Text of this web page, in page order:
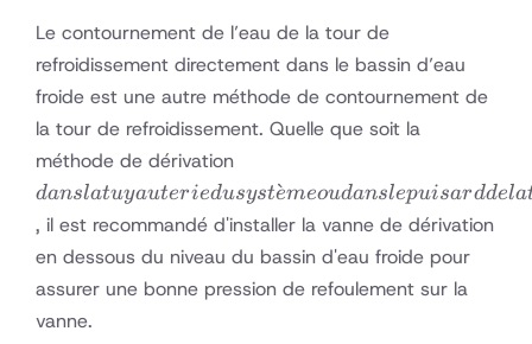
Le contournement de l’eau de la tour de
refroidissement directement dans le bassin d’eau
froide est une autre méthode de contournement de
la tour de refroidissement. Quelle que soit la
méthode de dérivation
tuyauterie
du
système
ou dans le
puisard
danslatuyauteriedusyste
ˋmeoudanslepuisarddela
, il est recommandé d'installer la vanne de dérivation
en dessous du niveau du bassin d'eau froide pour
assurer une bonne pression de refoulement sur la
vanne.